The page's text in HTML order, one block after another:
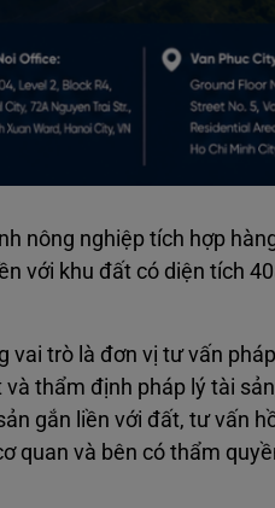
nông nghiệp tích hợp
với khu đất có diện tích
vai trò là đơn vị tư vấn
thẩm định pháp lý tài
gắn liền với đất, tư vấn
quan và bên có thẩm